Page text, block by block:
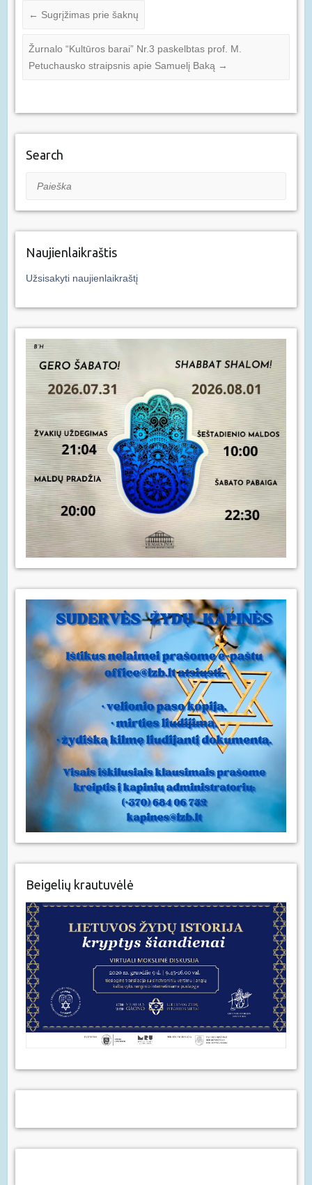
← Sugrįžimas prie šaknų
Žurnalo “Kultūros barai” Nr.3 paskelbtas prof. M.
Petuchausko straipsnis apie Samuelį Baką →
Search
Paieška
Naujienlaikraštis
Užsisakyti naujienlaikraštį
Beigelių krautuvėlė